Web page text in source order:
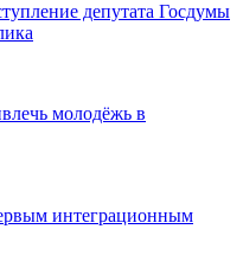
депутата Госдумы
молодёжь в
интеграционным